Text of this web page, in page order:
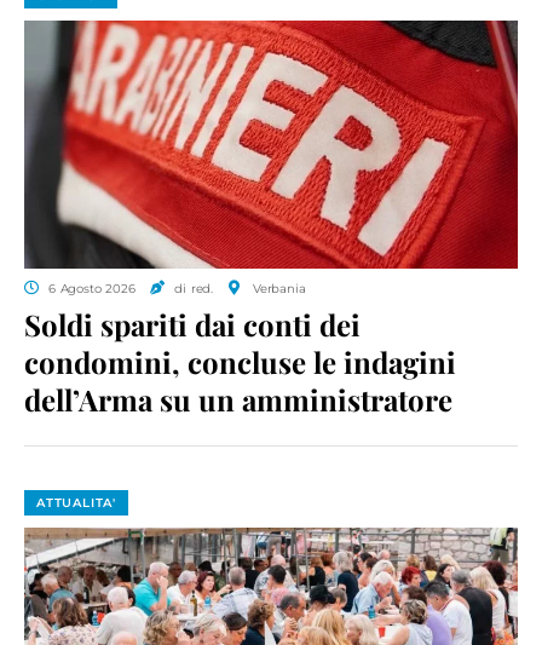
6 Agosto 2026 di red. Verbania
Soldi spariti dai conti dei
condomini, concluse le indagini
dell’Arma su un amministratore
ATTUALITA'